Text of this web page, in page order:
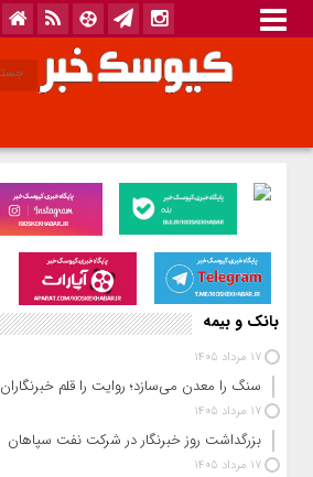
بانک و بیمه
17 مرداد 1405
سنگ را معدن می‌سازد؛ روایت را قلم خبرنگاران
17 مرداد 1405
بزرگداشت روز خبرنگار در شرکت نفت سپاهان
17 مرداد 1405